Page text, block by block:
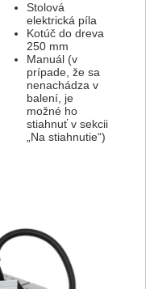
Stolová
elektrická píla
Kotúč do dreva
250 mm
Manuál (v
prípade, že sa
nenachádza v
balení, je
možné ho
stiahnuť v sekcii
„Na stiahnutie“)